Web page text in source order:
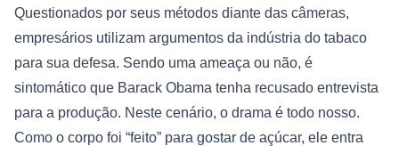
Questionados por seus métodos diante das câmeras,
empresários utilizam argumentos da indústria do tabaco
para sua defesa. Sendo uma ameaça ou não, é
sintomático que Barack Obama tenha recusado entrevista
para a produção. Neste cenário, o drama é todo nosso.
Como o corpo foi “feito” para gostar de açúcar, ele entra